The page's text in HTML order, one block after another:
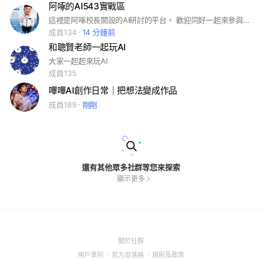
阿啄的AI543實戰區
這裡是阿啄校長開設的AI研討的平台。 歡迎同好一起來參與。 #AI
成員134
14 分鐘前
和聰賢老師一起玩AI
大家一起起來玩AI
成員135
嗶嗶AI創作日常｜把想法變成作品
成員189 剛剛
還有其他眾多社群等您來探索
顯示更多
關於社群(Open
用戶準則 (Open
官方部落格 (Open
規則及政策(Open